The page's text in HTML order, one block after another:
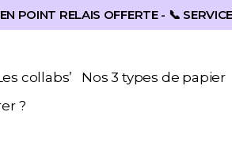
POINT RELAIS OFFERTE - 📞
collabs’ Nos 3 types de papier
?